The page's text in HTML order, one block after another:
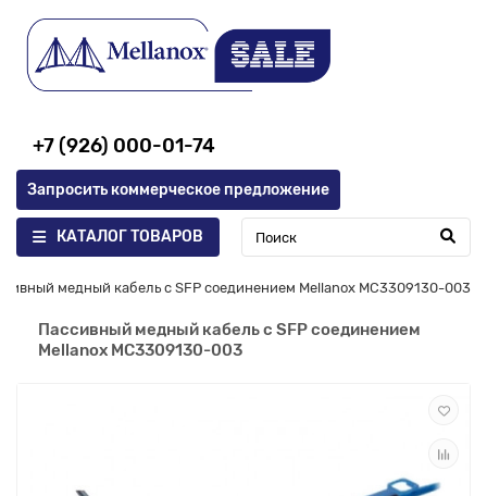
+7 (926) 000-01-74
Запросить коммерческое предложение
КАТАЛОГ ТОВАРОВ
медный кабель с SFP соединением Mellanox MC3309130-003
Пассивный медный кабель с SFP соединением
Mellanox MC3309130-003